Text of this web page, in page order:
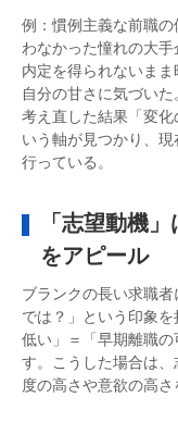
例：慣例主義な前職
わなかった憧れの大手
内定を得られないま
自分の甘さに気づい
考え直した結果「変
いう軸が見つかり、
行っている。
「志望動機
をアピール
ブランクの長い求職
では？」という印象
低い」＝「早期離職
す。こうした場合は
度の高さや意欲の高さ